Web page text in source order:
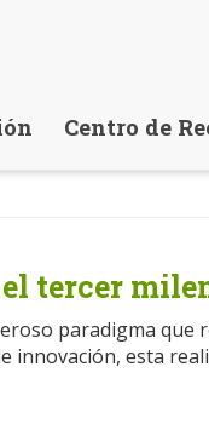
Centro de
tercer
paradigma
esta